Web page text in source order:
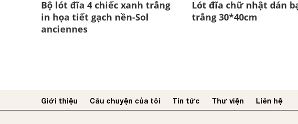
Bộ lót đĩa 4 chiếc xanh trắng
in họa tiết gạch nền-Sol
anciennes
Lót đĩa chữ nhật dán
trắng 30*40cm
Giới thiệu Câu chuyện của tôi Tin tức Thư viện Liên hệ